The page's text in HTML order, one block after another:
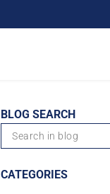
BLOG SEARCH
CATEGORIES